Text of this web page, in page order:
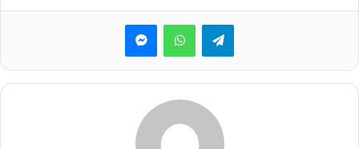
MessengerWhatsAppTelegram